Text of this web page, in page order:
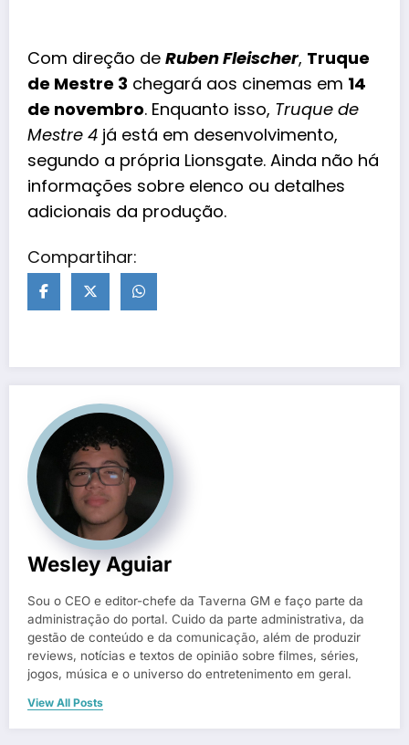
Com direção de Ruben Fleischer, Truque
de Mestre 3 chegará aos cinemas em 14
de novembro. Enquanto isso, Truque de
Mestre 4 já está em desenvolvimento,
segundo a própria Lionsgate. Ainda não há
informações sobre elenco ou detalhes
adicionais da produção.
Compartihar:
Wesley Aguiar
Sou o CEO e editor-chefe da Taverna GM e faço parte da
administração do portal. Cuido da parte administrativa, da
gestão de conteúdo e da comunicação, além de produzir
reviews, notícias e textos de opinião sobre filmes, séries,
jogos, música e o universo do entretenimento em geral.
View All Posts